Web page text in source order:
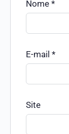
Nome *
E-mail *
Site